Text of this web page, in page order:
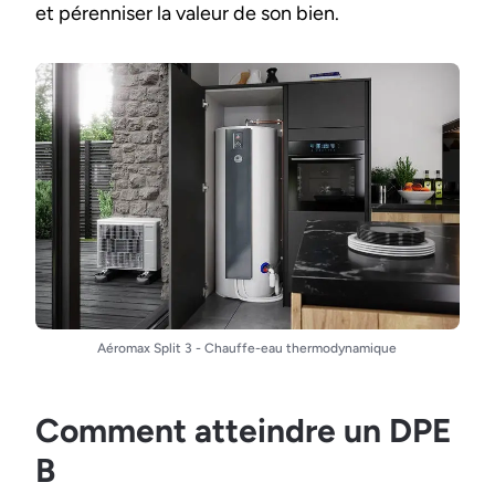
et pérenniser la valeur de son bien.
Aéromax Split 3 - Chauffe-eau thermodynamique
Comment atteindre un DPE
B